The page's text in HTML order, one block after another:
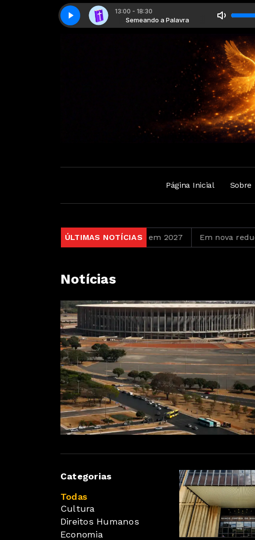
13:00 - 18:30
Semeando a Palavra Semeando a Palavra
Semeando a palavra - Parte 01 Semeando a palavra - Parte 01
Página Inicial Sobre
ÚLTIMAS NOTÍCIAS
durante Copa Feminina em 2027 Em nova redução,
Notícias
Categorias
Todas
Cultura
Direitos Humanos
Economia